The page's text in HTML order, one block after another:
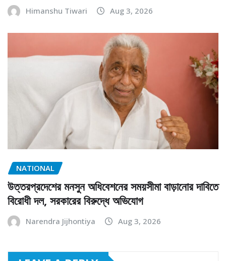
Himanshu Tiwari Aug 3, 2026
NATIONAL
উত্তরপ্রদেশের মনসুন অধিবেশনের সময়সীমা বাড়ানোর দাবিতে
বিরোধী দল, সরকারের বিরুদ্ধে অভিযোগ
Narendra Jijhontiya Aug 3, 2026